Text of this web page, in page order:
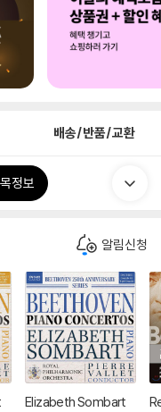
배송/반품/교환
정보
알림신청
Elizabeth Sombart